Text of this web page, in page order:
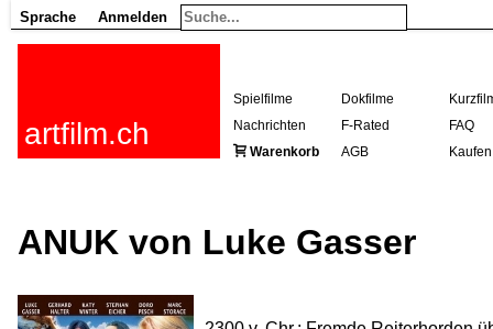
Sprache Anmelden
artfilm.ch
Spielfilme Dokfilme
Nachrichten
F-Rated
FAQ
Warenkorb
AGB Kaufen
ANUK von Luke Gasser